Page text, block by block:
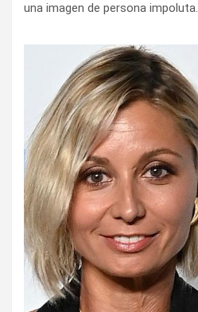
una imagen de persona impoluta.